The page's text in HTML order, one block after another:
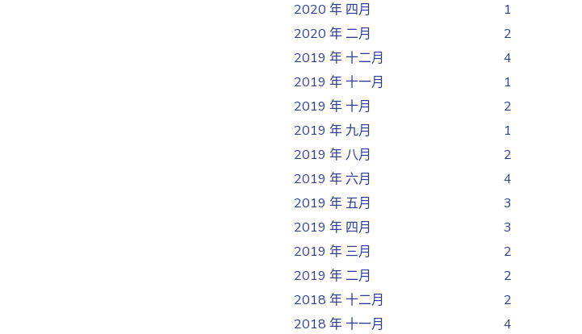
2020 年 四月
1
2020 年 二月
2
2019 年 十二月
4
2019 年 十一月
1
2019 年 十月
2
2019 年 九月
1
2019 年 八月
2
2019 年 六月
4
2019 年 五月
3
2019 年 四月
3
2019 年 三月
2
2019 年 二月
2
2018 年 十二月
2
2018 年 十一月
4